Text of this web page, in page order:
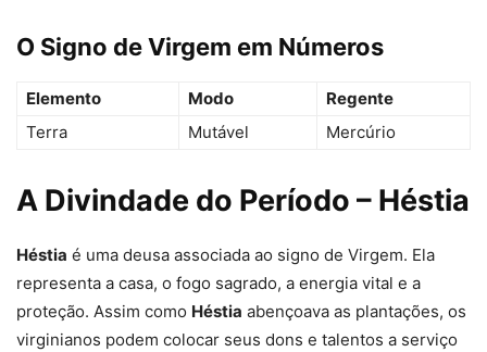
O Signo de Virgem em Números
Elemento Modo
Regente
Terra
Mutável Mercúrio
A Divindade do Período – Héstia
Héstia é uma deusa associada ao signo de Virgem. Ela
representa a casa, o fogo sagrado, a energia vital e a
proteção. Assim como Héstia abençoava as plantações, os
virginianos podem colocar seus dons e talentos a serviço